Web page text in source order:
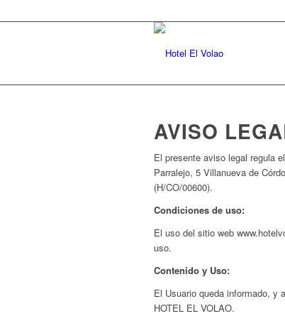
AVISO
El presente aviso legal regula
Parralejo, 5 Villanueva de
(H/CO/00600).
Condiciones de uso:
El uso del sitio web
uso.
Contenido y Uso:
El Usuario queda informado, y
HOTEL EL VOLAO.